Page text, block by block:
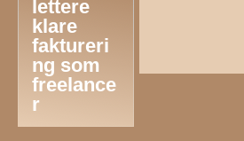
lettere
klare
faktureri
ng som
freelance
r